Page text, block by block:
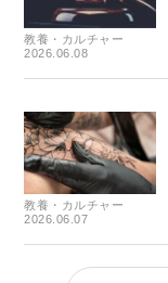
教養・カルチャー
2026.06.08
教養・カルチャー
2026.06.07